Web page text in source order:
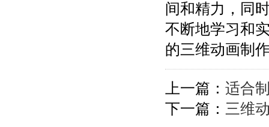
间和精力，同
不断地学习和
的三维动画制
上一篇： 适合
下一篇： 三维